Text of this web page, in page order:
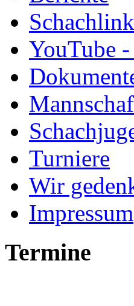
YouTube
Turniere
Wir
Impressum
Termine